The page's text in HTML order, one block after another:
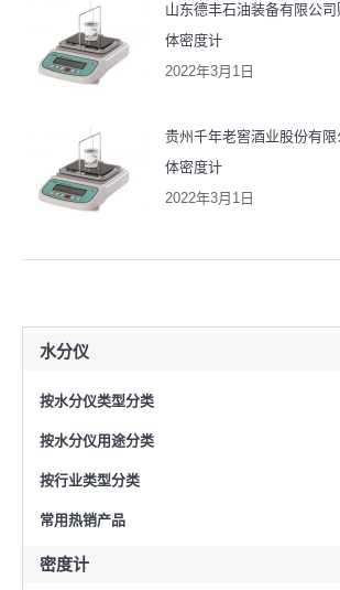
山东德丰石油装备有限公
体密度计
2022年3月1日
贵州千年老窖酒业股份有
体密度计
2022年3月1日
水分仪
按水分仪类型分类
按水分仪用途分类
按行业类型分类
常用热销产品
密度计